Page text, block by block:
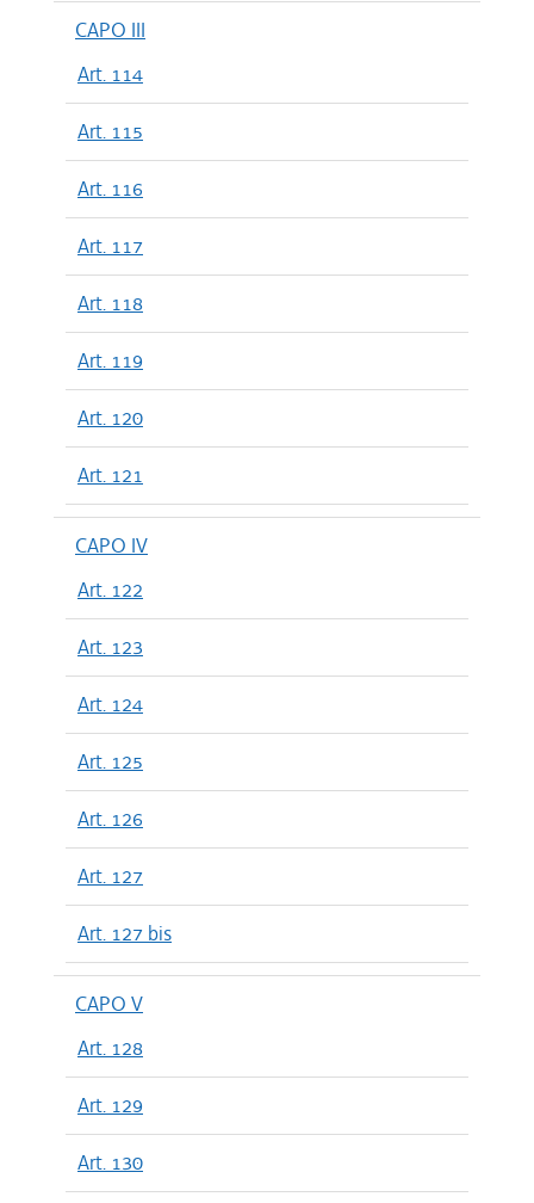
CAPO III
Art. 114
Art. 115
Art. 116
Art. 117
Art. 118
Art. 119
Art. 120
Art. 121
CAPO IV
Art. 122
Art. 123
Art. 124
Art. 125
Art. 126
Art. 127
Art. 127 bis
CAPO V
Art. 128
Art. 129
Art. 130